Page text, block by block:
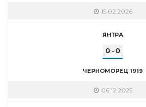
15.02.2026
ЯНТРА
0 - 0
ЧЕРНОМОРЕЦ 1919
06.12.2025